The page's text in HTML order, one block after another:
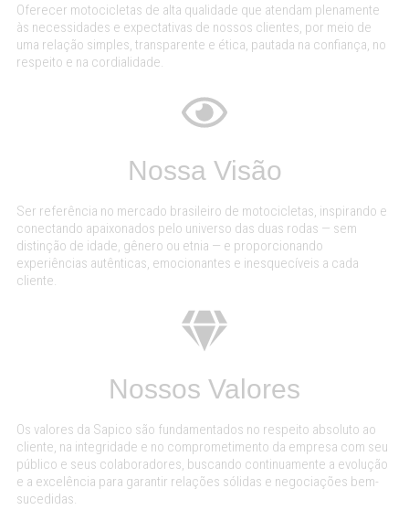
Oferecer motocicletas de alta qualidade que atendam plenamente
às necessidades e expectativas de nossos clientes, por meio de
uma relação simples, transparente e ética, pautada na confiança, no
respeito e na cordialidade.
Nossa Visão
Ser referência no mercado brasileiro de motocicletas, inspirando e
conectando apaixonados pelo universo das duas rodas — sem
distinção de idade, gênero ou etnia — e proporcionando
experiências autênticas, emocionantes e inesquecíveis a cada
cliente.
Nossos Valores
Os valores da Sapico são fundamentados no respeito absoluto ao
cliente, na integridade e no comprometimento da empresa com seu
público e seus colaboradores, buscando continuamente a evolução
e a excelência para garantir relações sólidas e negociações bem-
sucedidas.